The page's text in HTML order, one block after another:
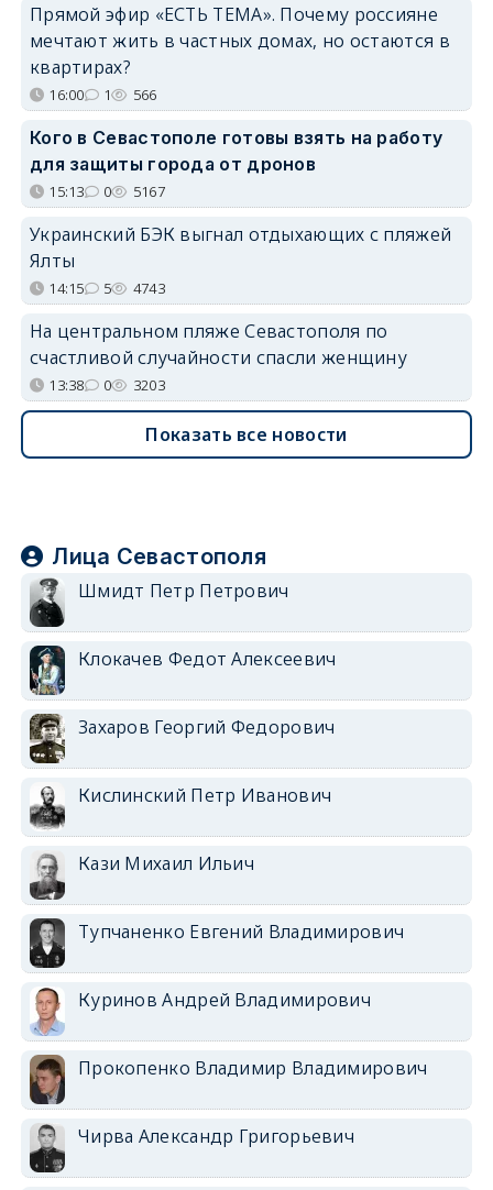
Прямой эфир «ЕСТЬ ТЕМА». Почему россияне
мечтают жить в частных домах, но остаются в
квартирах?
16:00 1 566
Кого в Севастополе готовы взять на работу
для защиты города от дронов
15:13 0 5167
Украинский БЭК выгнал отдыхающих с пляжей
Ялты
14:15 5 4743
На центральном пляже Севастополя по
счастливой случайности спасли женщину
13:38 0 3203
Показать все новости
Лица Севастополя
Шмидт Петр Петрович
Клокачев Федот Алексеевич
Захаров Георгий Федорович
Кислинский Петр Иванович
Кази Михаил Ильич
Тупчаненко Евгений Владимирович
Куринов Андрей Владимирович
Прокопенко Владимир Владимирович
Чирва Александр Григорьевич